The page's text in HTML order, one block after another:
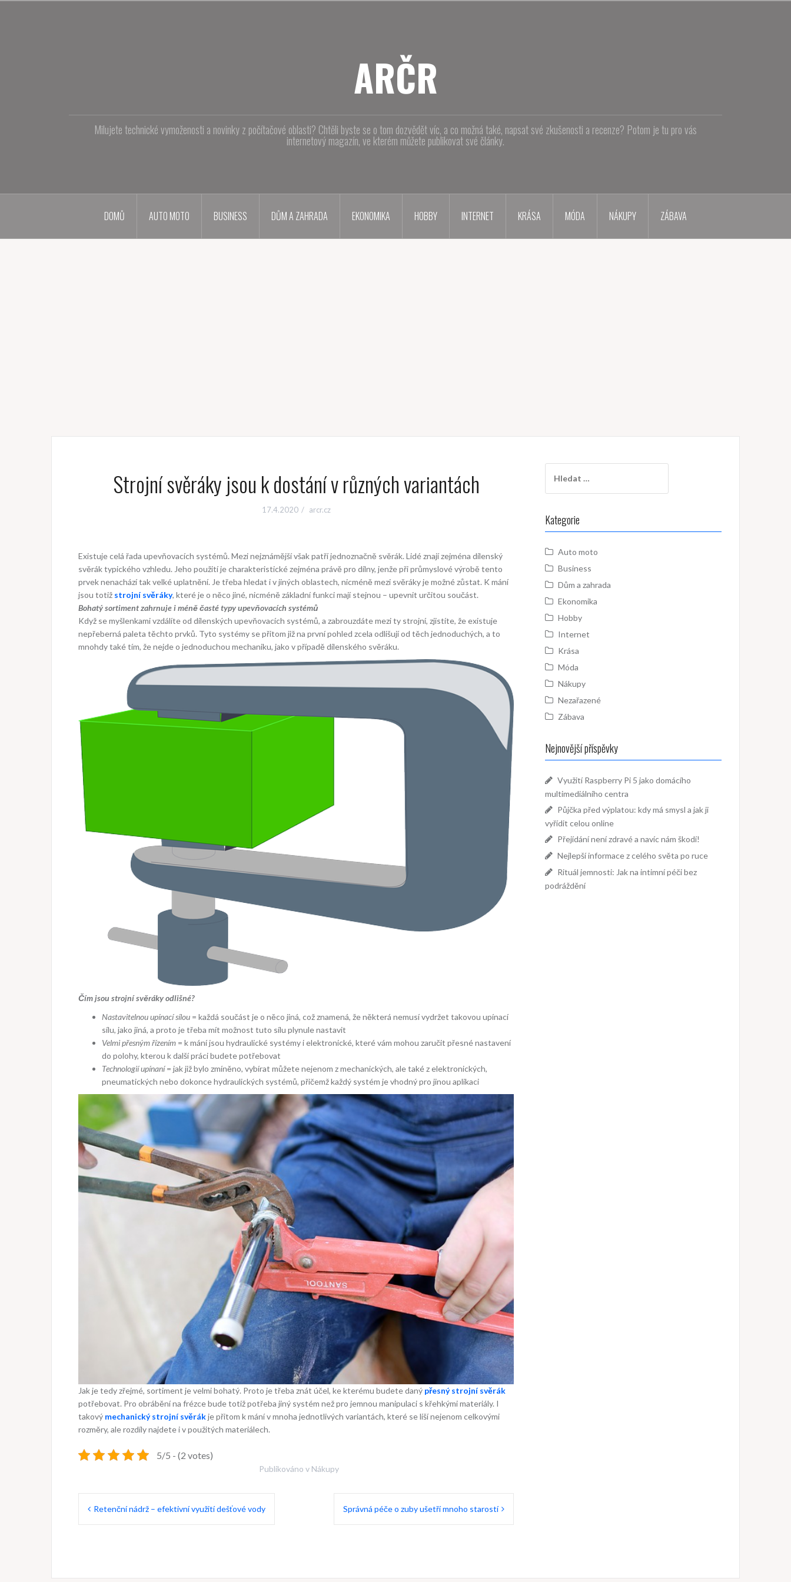
ARČR
Milujete technické vymoženosti a novinky z počítačové oblasti? Chtěli byste se o tom dozvědět víc, a co možná také, napsat své zkušenosti a recenze? Potom je tu pro vás
internetový magazín, ve kterém můžete publikovat své články.
DOMŮ AUTO MOTO BUSINESS DŮM A ZAHRADA EKONOMIKA HOBBY INTERNET KRÁSA MÓDA NÁKUPY ZÁBAVA
Strojní svěráky jsou k dostání v různých variantách
17.4.2020 arcr.cz
Existuje celá řada upevňovacích systémů. Mezi nejznámější však patří jednoznačně svěrák. Lidé znají zejména dílenský
svěrák typického vzhledu. Jeho použití je charakteristické zejména právě pro dílny, jenže při průmyslové výrobě tento
prvek nenachází tak velké uplatnění. Je třeba hledat i v jiných oblastech, nicméně mezi svěráky je možné zůstat. K mání
jsou totiž strojní svěráky, které je o něco jiné, nicméně základní funkci mají stejnou – upevnit určitou součást.
Bohatý sortiment zahrnuje i méně časté typy upevňovacích systémů
Když se myšlenkami vzdálíte od dílenských upevňovacích systémů, a zabrouzdáte mezi ty strojní, zjistíte, že existuje
nepřeberná paleta těchto prvků. Tyto systémy se přitom již na první pohled zcela odlišují od těch jednoduchých, a to
mnohdy také tím, že nejde o jednoduchou mechaniku, jako v případě dílenského svěráku.
Čím jsou strojní svěráky odlišné?
Nastavitelnou upínací sílou = každá součást je o něco jiná, což znamená, že některá nemusí vydržet takovou upínací
sílu, jako jiná, a proto je třeba mít možnost tuto sílu plynule nastavit
Velmi přesným řízením = k mání jsou hydraulické systémy i elektronické, které vám mohou zaručit přesné nastavení
do polohy, kterou k další práci budete potřebovat
Technologií upínaní= jak již bylo zmíněno, vybírat můžete nejenom z mechanických, ale také z elektronických,
pneumatických nebo dokonce hydraulických systémů, přičemž každý systém je vhodný pro jinou aplikaci
Jak je tedy zřejmé, sortiment je velmi bohatý. Proto je třeba znát účel, ke kterému budete daný přesný strojní svěrák
potřebovat. Pro obrábění na frézce bude totiž potřeba jiný systém než pro jemnou manipulaci s křehkými materiály. I
takový mechanický strojní svěrákje přitom k mání v mnoha jednotlivých variantách, které se liší nejenom celkovými
rozměry, ale rozdíly najdete i v použitých materiálech.
5/5 - (2 votes)
Publikováno v Nákupy
Navigace
Retenční nádrž – efektivní využití dešťové vody Správná péče o zuby ušetří mnoho starostí
Kategorie
Auto moto
Business
Dům a zahrada
Ekonomika
Hobby
Internet
Krása
Móda
Nákupy
Nezařazené
Zábava
Nejnovější příspěvky
Využití Raspberry Pi 5 jako domácího
multimediálního centra
Půjčka před výplatou: kdy má smysl a jak ji
vyřídit celou online
Přejídání není zdravé a navíc nám škodí!
Nejlepší informace z celého světa po ruce
Rituál jemnosti: Jak na intimní péči bez
podráždění